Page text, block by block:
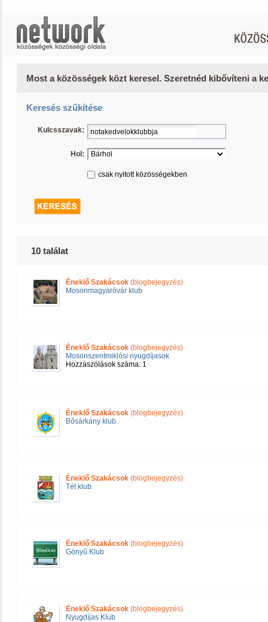
Most a közösségek közt keresel. Szeretnéd kibővíteni a
Keresés szűkítése
Kulcsszavak:
Hol:
csak nyitott közösségekben
10 találat
Éneklő Szakácsok (blogbejegyzés)
Mosonmagyaróvár klub
Éneklő Szakácsok (blogbejegyzés)
Mosonszentmiklósi nyugdíjasok
Hozzászólások száma: 1
Éneklő Szakácsok (blogbejegyzés)
Bősárkány klub
Éneklő Szakácsok (blogbejegyzés)
Tét klub
Éneklő Szakácsok (blogbejegyzés)
Gönyű Klub
Éneklő Szakácsok (blogbejegyzés)
Nyugdíjas Klub